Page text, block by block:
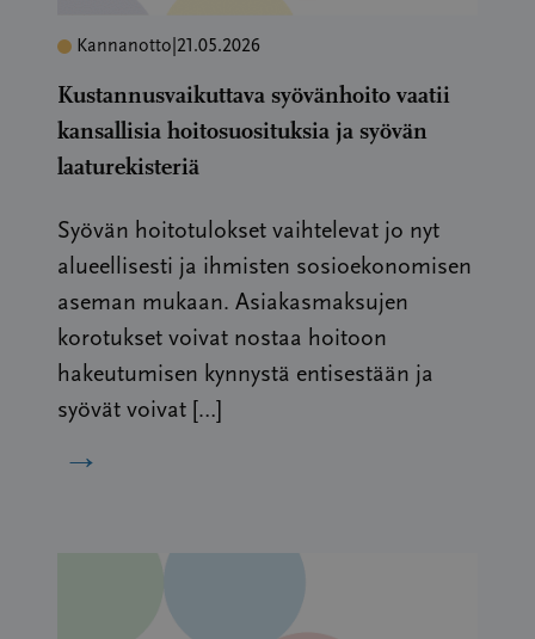
Kannanotto 21.05.2026
Kustannusvaikuttava syövänhoito vaatii
kansallisia hoitosuosituksia ja syövän
laaturekisteriä
Syövän hoitotulokset vaihtelevat jo nyt
alueellisesti ja ihmisten sosioekonomisen
aseman mukaan. Asiakasmaksujen
korotukset voivat nostaa hoitoon
hakeutumisen kynnystä entisestään ja
syövät voivat […]
→